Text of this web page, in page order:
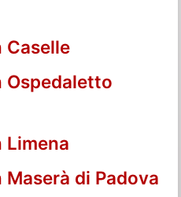
Caselle
di Padova